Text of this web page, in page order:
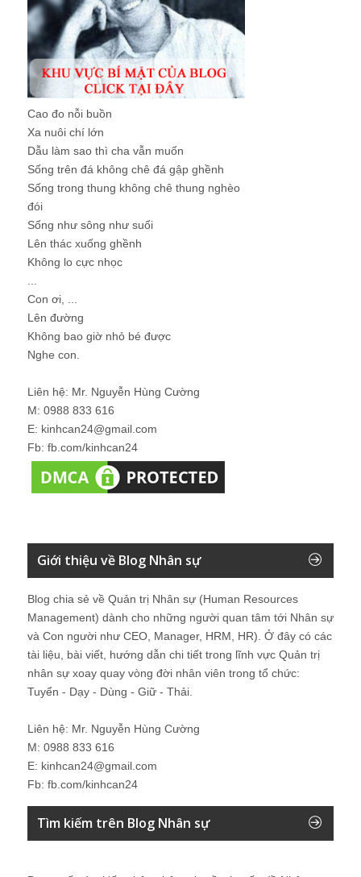
Cao đo nỗi buồn
Xa nuôi chí lớn
Dẫu làm sao thì cha vẫn muốn
Sống trên đá không chê đá gập ghềnh
Sống trong thung không chê thung nghèo
đói
Sống như sông như suối
Lên thác xuống ghềnh
Không lo cực nhọc
...
Con ơi, ...
Lên đường
Không bao giờ nhỏ bé được
Nghe con.
Liên hệ: Mr. Nguyễn Hùng Cường
M: 0988 833 616
E: kinhcan24@gmail.com
Fb: fb.com/kinhcan24
Giới thiệu về Blog Nhân sự
Blog chia sẻ về Quản trị Nhân sự (Human Resources
Management) dành cho những người quan tâm tới Nhân sự
và Con người như CEO, Manager, HRM, HR). Ở đây có các
tài liệu, bài viết, hướng dẫn chi tiết trong lĩnh vực Quản trị
nhân sự xoay quay vòng đời nhân viên trong tổ chức:
Tuyển - Dạy - Dùng - Giữ - Thải.
Liên hệ: Mr. Nguyễn Hùng Cường
M: 0988 833 616
E: kinhcan24@gmail.com
Fb: fb.com/kinhcan24
Tìm kiếm trên Blog Nhân sự